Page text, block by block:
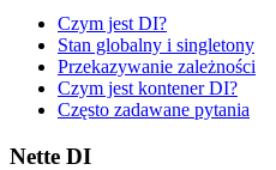
Czym jest DI?
Stan globalny i singletony
Przekazywanie zależności
Czym jest kontener DI?
Często zadawane pytania
Nette DI